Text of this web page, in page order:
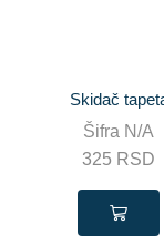
Skidač
Šifra N/A
325 RSD